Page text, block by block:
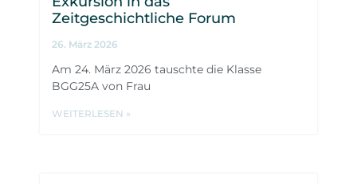
Zeitgeschichtliche Forum
26. März 2026
Am 24. März 2026 tauschte die Klasse
BGG25A von Frau
WEITERLESEN »